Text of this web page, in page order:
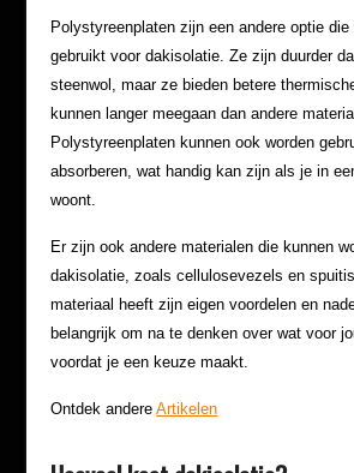
Polystyreenplaten zijn een andere optie
gebruikt voor dakisolatie. Ze zijn duurder
steenwol, maar ze bieden betere
kunnen langer meegaan dan andere
Polystyreenplaten kunnen ook worden
absorberen, wat handig kan zijn als je in
woont.
Er zijn ook andere materialen die kunnen
dakisolatie, zoals cellulosevezels en
materiaal heeft zijn eigen voordelen en
belangrijk om na te denken over wat voor
voordat je een keuze maakt.
Ontdek andereArtikelen